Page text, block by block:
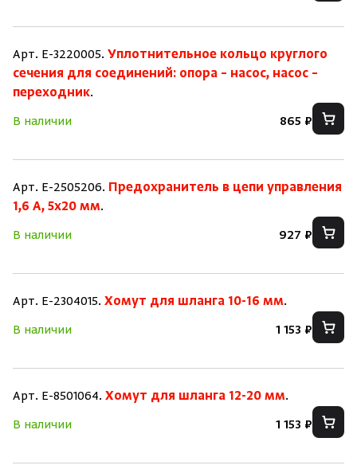
Арт. E-3220005. Уплотнительное кольцо круглого
сечения для соединений: опора – насос, насос –
переходник.
В наличии
865 ₽
Арт. E-2505206. Предохранитель в цепи управления
1,6 A, 5x20 мм.
В наличии
927 ₽
Арт. E-2304015. Хомут для шланга 10-16 мм.
В наличии
1 153 ₽
Арт. E-8501064. Хомут для шланга 12-20 мм.
В наличии
1 153 ₽